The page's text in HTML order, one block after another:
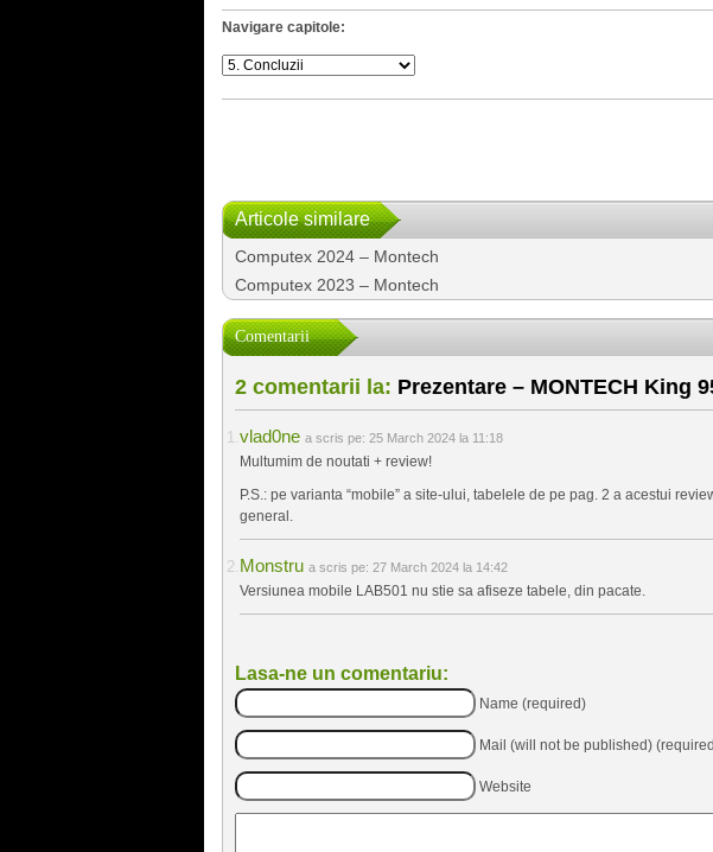
Navigare capitole:
Articole similare
Computex 2024 – Montech
Computex 2023 – Montech
Comentarii
2 comentarii la: Prezentare – MONTECH King
vlad0ne a scris pe: 25 March 2024 la 11:18
Multumim de noutati + review!
P.S.: pe varianta “mobile” a site-ului, tabelele de pe pag. 2 a acestui
general.
Monstru a scris pe: 27 March 2024 la 14:42
Versiunea mobile LAB501 nu stie sa afiseze tabele, din pacate.
Lasa-ne un comentariu:
Name (required)
Mail (will not be published)
Website